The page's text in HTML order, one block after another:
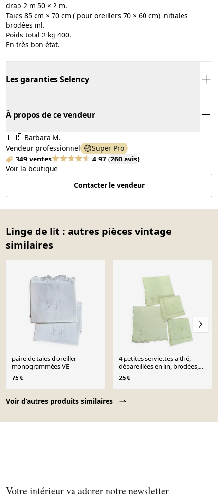
drap 2 m 50 × 2 m.
Taies 85 cm × 70 cm ( pour oreillers 70 × 60 cm) initiales
brodées ml.
Poids total 2 kg 400.
En très bon état.
Les garanties Selency
À propos de ce vendeur
🇫🇷 Barbara M.
Vendeur professionnel
Super Pro
349 ventes
4.97 (260 avis)
Voir la boutique
Contacter le vendeur
Linge de lit : autres pièces vintage
similaires
Voir d’autres produits similaires
paire de taies d'oreiller
monogrammées VE
75 €
4 petites serviettes a thé,
dépareillées en lin, brodées,
deux avec des fleurs et deux
avec pecheurs
25 €
Votre intérieur va adorer notre newsletter